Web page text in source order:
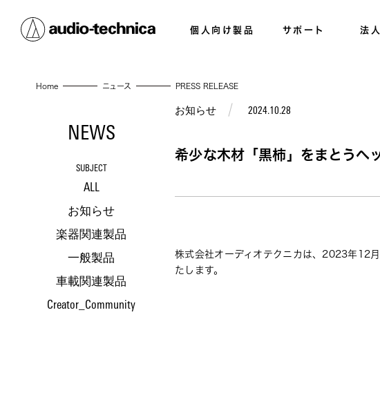
個人向け製品 サポート 法
Home ニュース PRESS RELEASE
NEWS
SUBJECT
ALL
お知らせ
楽器関連製品
一般製品
車載関連製品
Creator_Community
お知らせ 2024.10.28
希少な木材「黒柿」をまとう
株式会社オーディオテクニカは、2023年12
たします。